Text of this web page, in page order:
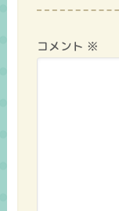
コメント ※